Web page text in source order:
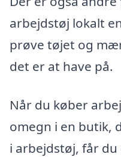
arbejdstøj lokalt
prøve tøjet og
det er at have på.
Når du køber
omegn i en butik,
i arbejdstøj, får